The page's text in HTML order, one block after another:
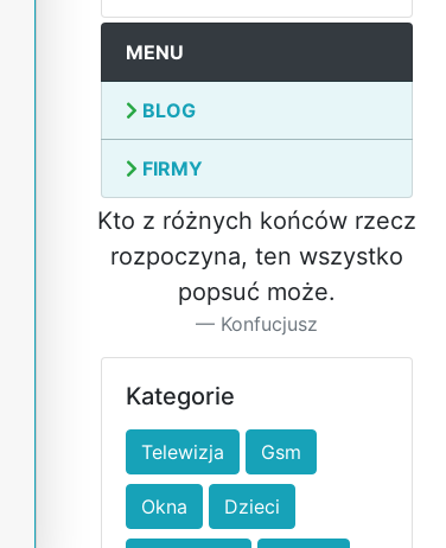
MENU
BLOG
FIRMY
Kto z różnych końców rzecz
rozpoczyna, ten wszystko
popsuć może.
Konfucjusz
Kategorie
Telewizja Gsm
Okna Dzieci